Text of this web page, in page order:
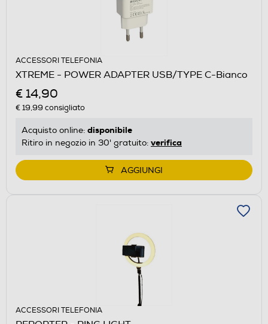
ACCESSORI TELEFONIA
XTREME - POWER ADAPTER USB/TYPE C-Bianco
€ 14,90
€ 19,99 consigliato
Acquisto online: disponibile
Ritiro in negozio in 30' gratuito: verifica
AGGIUNGI
ACCESSORI TELEFONIA